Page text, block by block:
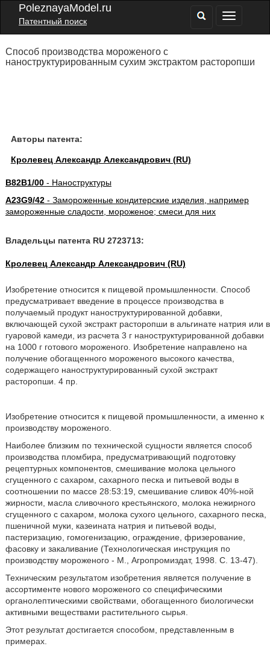
PoleznayaModel.ru
Патентный поиск
Способ производства мороженого с
наноструктурированным сухим экстрактом расторопши
Авторы патента:
Кролевец Александр Александрович (RU)
B82B1/00- Наноструктуры
A23G9/42- Замороженные кондитерские изделия, например
замороженные сладости, мороженое; смеси для них
Владельцы патента RU 2723713:
Кролевец Александр Александрович (RU)
Изобретение относится к пищевой промышленности. Способ
предусматривает введение в процессе производства в
получаемый продукт наноструктурированной добавки,
включающей сухой экстракт расторопши в альгинате натрия или в
гуаровой камеди, из расчета 3 г наноструктурированной добавки
на 1000 г готового мороженого. Изобретение направлено на
получение обогащенного мороженого высокого качества,
содержащего наноструктурированный сухой экстракт
расторопши. 4 пр.
Изобретение относится к пищевой промышленности, а именно к
производству мороженого.
Наиболее близким по технической сущности является способ
производства пломбира, предусматривающий подготовку
рецептурных компонентов, смешивание молока цельного
сгущенного с сахаром, сахарного песка и питьевой воды в
соотношении по массе 28:53:19, смешивание сливок 40%-ной
жирности, масла сливочного крестьянского, молока нежирного
сгущенного с сахаром, молока сухого цельного, сахарного песка,
пшеничной муки, казеината натрия и питьевой воды,
пастеризацию, гомогенизацию, ограждение, фризерование,
фасовку и закаливание (Технологическая инструкция по
производству мороженого - М., Агропромиздат, 1998. С. 13-47).
Техническим результатом изобретения является получение в
ассортименте нового мороженого со специфическими
органолептическими свойствами, обогащенного биологически
активными веществами растительного сырья.
Этот результат достигается способом, представленным в
примерах.